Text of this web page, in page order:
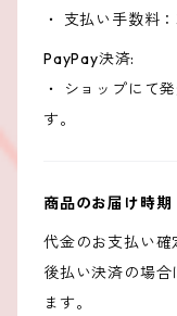
・ 支払い手数料
PayPay決済:
・ ショップにて
す。
商品のお届け時期
代金のお支払い確
後払い決済の場
ます。